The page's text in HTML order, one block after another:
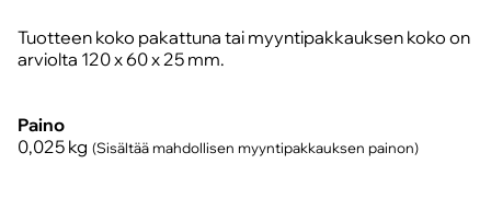
Tuotteen koko pakattuna tai myyntipakkauksen koko on
arviolta 120 x 60 x 25 mm.
Paino
0,025 kg (Sisältää mahdollisen myyntipakkauksen painon)